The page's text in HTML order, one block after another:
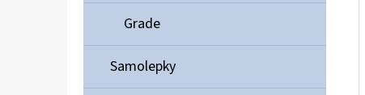
Grade
Samolepky